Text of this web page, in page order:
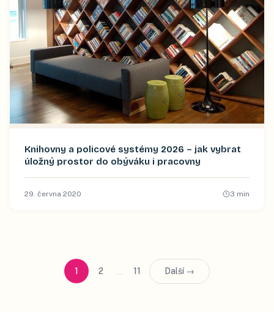
Knihovny a policové systémy 2026 – jak vybrat
úložný prostor do obýváku i pracovny
29. června 2020 3 min
1 2 … 11 Další →